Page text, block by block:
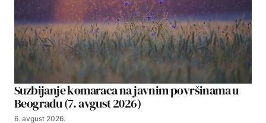
Suzbijanje komaraca na javnim površinama u
Beogradu (7. avgust 2026)
6. avgust 2026.